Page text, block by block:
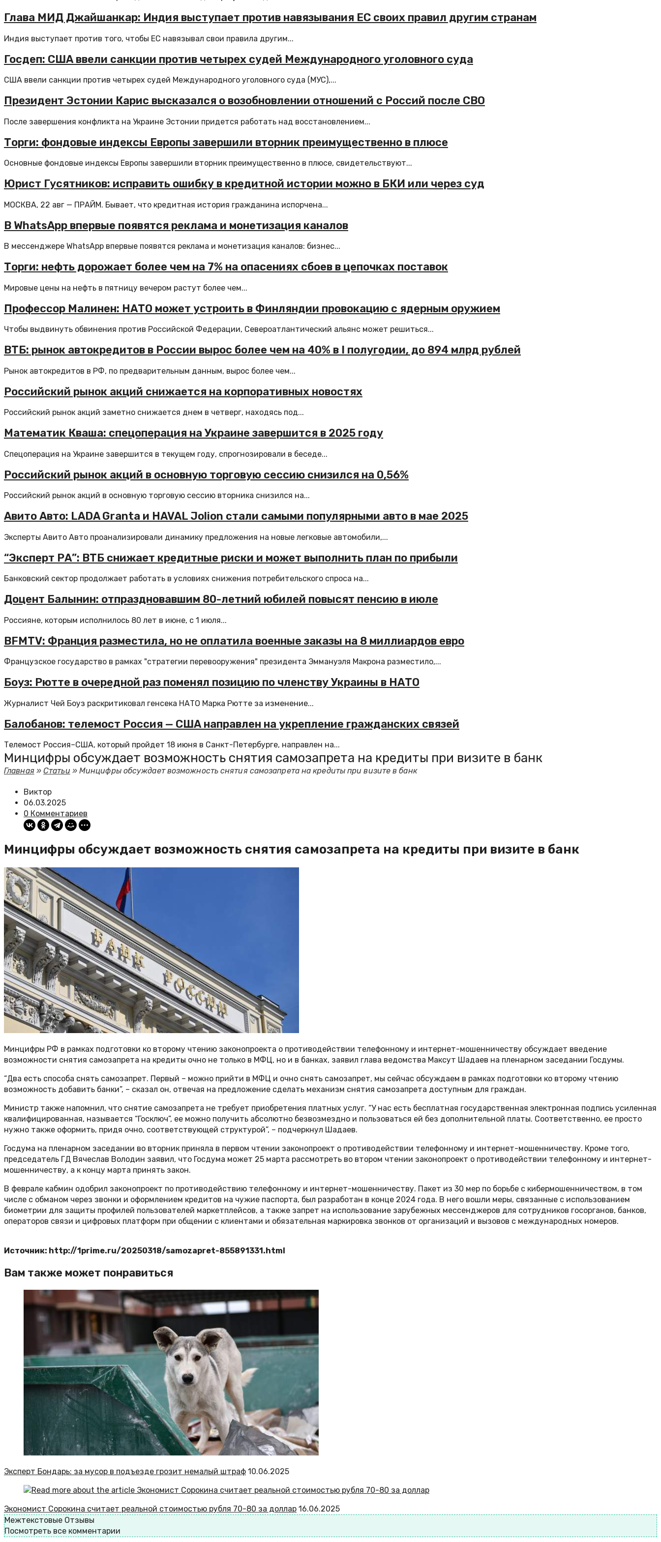
Глава МИД Джайшанкар: Индия выступает против навязывания ЕС своих правил другим странам
Индия выступает против того, чтобы ЕС навязывал свои правила другим...
Госдеп: США ввели санкции против четырех судей Международного уголовного суда
США ввели санкции против четырех судей Международного уголовного суда (МУС),...
Президент Эстонии Карис высказался о возобновлении отношений с Россий после СВО
После завершения конфликта на Украине Эстонии придется работать над восстановлением...
Торги: фондовые индексы Европы завершили вторник преимущественно в плюсе
Основные фондовые индексы Европы завершили вторник преимущественно в плюсе, свидетельствуют...
Юрист Гусятников: исправить ошибку в кредитной истории можно в БКИ или через суд
МОСКВА, 22 авг — ПРАЙМ. Бывает, что кредитная история гражданина испорчена...
В WhatsApp впервые появятся реклама и монетизация каналов
В мессенджере WhatsApp впервые появятся реклама и монетизация каналов: бизнес...
Торги: нефть дорожает более чем на 7% на опасениях сбоев в цепочках поставок
Мировые цены на нефть в пятницу вечером растут более чем...
Профессор Малинен: НАТО может устроить в Финляндии провокацию с ядерным оружием
Чтобы выдвинуть обвинения против Российской Федерации, Североатлантический альянс может решиться...
ВТБ: рынок автокредитов в России вырос более чем на 40% в I полугодии, до 894 млрд рублей
Рынок автокредитов в РФ, по предварительным данным, вырос более чем...
Российский рынок акций снижается на корпоративных новостях
Российский рынок акций заметно снижается днем в четверг, находясь под...
Математик Кваша: спецоперация на Украине завершится в 2025 году
Спецоперация на Украине завершится в текущем году, спрогнозировали в беседе...
Российский рынок акций в основную торговую сессию снизился на 0,56%
Российский рынок акций в основную торговую сессию вторника снизился на...
Авито Авто: LADA Granta и HAVAL Jolion стали самыми популярными авто в мае 2025
Эксперты Авито Авто проанализировали динамику предложения на новые легковые автомобили,...
“Эксперт РА”: ВТБ снижает кредитные риски и может выполнить план по прибыли
Банковский сектор продолжает работать в условиях снижения потребительского спроса на...
Доцент Балынин: отпраздновавшим 80-летний юбилей повысят пенсию в июле
Россияне, которым исполнилось 80 лет в июне, с 1 июля...
BFMTV: Франция разместила, но не оплатила военные заказы на 8 миллиардов евро
Французское государство в рамках "стратегии перевооружения" президента Эммануэля Макрона разместило,...
Боуз: Рютте в очередной раз поменял позицию по членству Украины в НАТО
Журналист Чей Боуз раскритиковал генсека НАТО Марка Рютте за изменение...
Балобанов: телемост Россия — США направлен на укрепление гражданских связей
Телемост Россия–США, который пройдет 18 июня в Санкт-Петербурге, направлен на...
Минцифры обсуждает возможность снятия самозапрета на кредиты при визите в банк
Главная»Статьи » Минцифры обсуждает возможность снятия самозапрета на кредиты при визите в банк
Виктор
06.03.2025
0 Комментариев
Минцифры обсуждает возможность снятия самозапрета на кредиты при визите в банк
Минцифры РФ в рамках подготовки ко второму чтению законопроекта о противодействии телефонному и интернет-мошенничеству обсуждает введение
возможности снятия самозапрета на кредиты очно не только в МФЦ, но и в банках, заявил глава ведомства Максут Шадаев на пленарном заседании Госдумы.
“Два есть способа снять самозапрет. Первый – можно прийти в МФЦ и очно снять самозапрет, мы сейчас обсуждаем в рамках подготовки ко второму чтению
возможность добавить банки”, – сказал он, отвечая на предложение сделать механизм снятия самозапрета доступным для граждан.
Министр также напомнил, что снятие самозапрета не требует приобретения платных услуг. “У нас есть бесплатная государственная электронная подпись усиленная
квалифицированная, называется “Госключ”, ее можно получить абсолютно безвозмездно и пользоваться ей без дополнительной платы. Соответственно, ее просто
нужно также оформить, придя очно, соответствующей структурой”, – подчеркнул Шадаев.
Госдума на пленарном заседании во вторник приняла в первом чтении законопроект о противодействии телефонному и интернет-мошенничеству. Кроме того,
председатель ГД Вячеслав Володин заявил, что Госдума может 25 марта рассмотреть во втором чтении законопроект о противодействии телефонному и интернет-
мошенничеству, а к концу марта принять закон.
В феврале кабмин одобрил законопроект по противодействию телефонному и интернет-мошенничеству. Пакет из 30 мер по борьбе с кибермошенничеством, в том
числе с обманом через звонки и оформлением кредитов на чужие паспорта, был разработан в конце 2024 года. В него вошли меры, связанные с использованием
биометрии для защиты профилей пользователей маркетплейсов, а также запрет на использование зарубежных мессенджеров для сотрудников госорганов, банков,
операторов связи и цифровых платформ при общении с клиентами и обязательная маркировка звонков от организаций и вызовов с международных номеров.
Источник: http://1prime.ru/20250318/samozapret-855891331.html
Вам также может понравиться
Эксперт Бондарь: за мусор в подъезде грозит немалый штраф 10.06.2025
Экономист Сорокина считает реальной стоимостью рубля 70-80 за доллар 16.06.2025
Межтекстовые Отзывы
Посмотреть все комментарии